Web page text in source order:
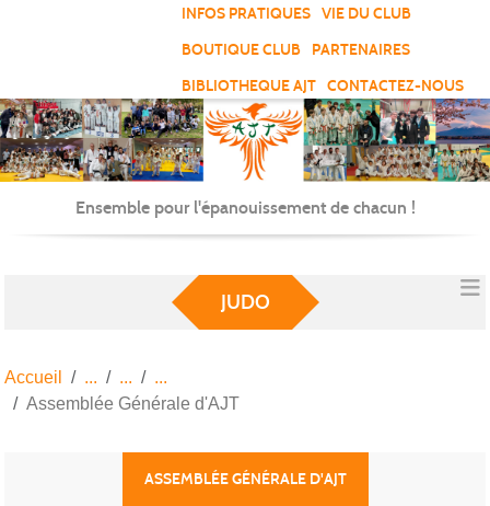
INFOS PRATIQUES
VIE DU CLUB
BOUTIQUE CLUB
PARTENAIRES
BIBLIOTHEQUE AJT
CONTACTEZ-NOUS
Ensemble pour l'épanouissement de chacun !
JUDO
Accueil
Assemblée Générale d'AJT
ASSEMBLÉE GÉNÉRALE D'AJT
Panneau de gestion des cookies